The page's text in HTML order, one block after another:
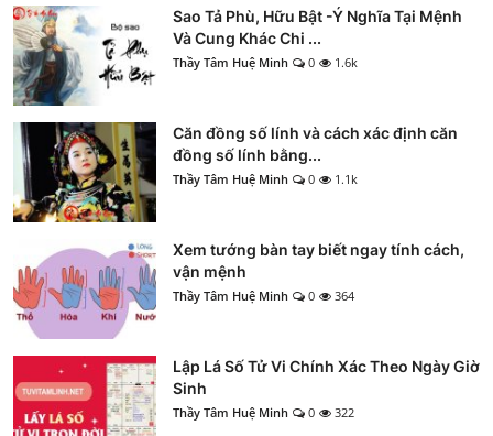
Sao Tả Phù, Hữu Bật -Ý Nghĩa Tại Mệnh
Và Cung Khác Chi ...
Thầy Tâm Huệ Minh 0 1.6k
Căn đồng số lính và cách xác định căn
đồng số lính bằng...
Thầy Tâm Huệ Minh 0 1.1k
Xem tướng bàn tay biết ngay tính cách,
vận mệnh
Thầy Tâm Huệ Minh 0 364
Lập Lá Số Tử Vi Chính Xác Theo Ngày Giờ
Sinh
Thầy Tâm Huệ Minh 0 322